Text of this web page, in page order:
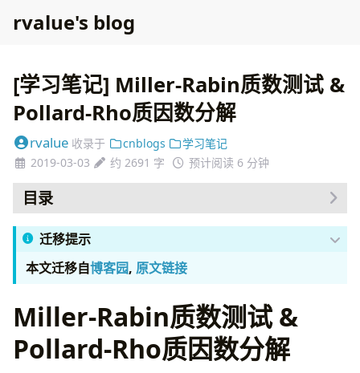
rvalue's blog
[学习笔记] Miller-Rabin质数测试 &
Pollard-Rho质因数分解
rvalue 收录于 cnblogs
学习笔记
2019-03-03
约 2691 字 预计阅读 6 分钟
目录
Miller-Rabin质数测试
一些依赖的定理
费马小定理
实现以及正确率
代码实现
Pollard-Rho质因数分解
生日悖论与生日攻击
迁移提示
本文迁移自博客园, 原文链接
Miller-Rabin质数测试 &
Pollard-Rho质因数分解